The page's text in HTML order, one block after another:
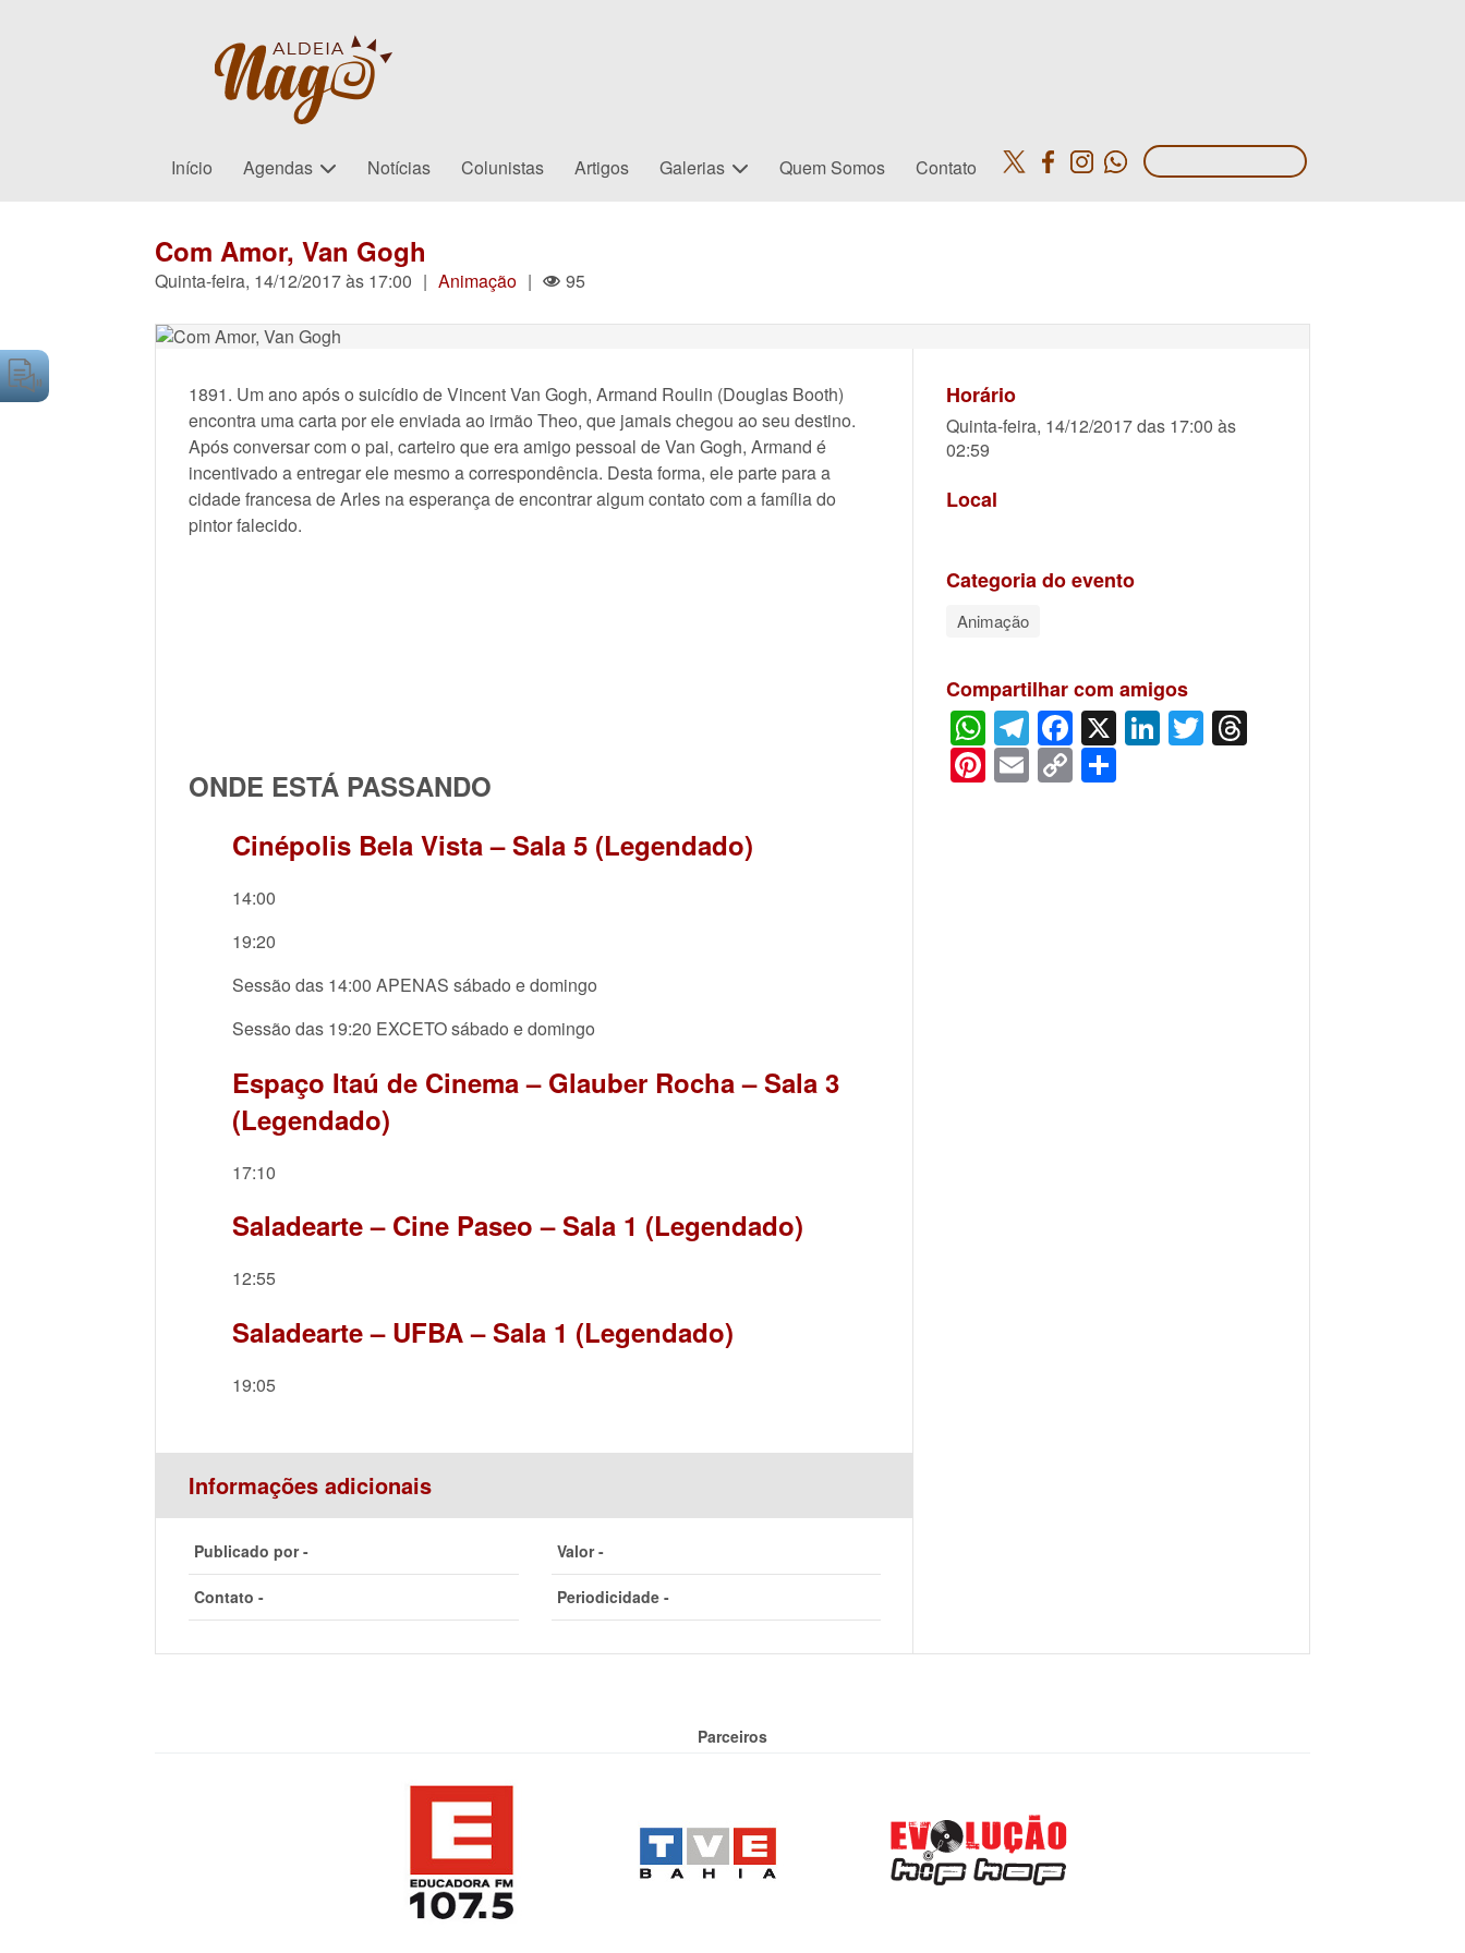
Início Agendas Notícias Colunistas Artigos Galerias Quem Somos Contato
Com Amor, Van Gogh
Quinta-feira, 14/12/2017 às 17:00 | Animação | 95
1891. Um ano após o suicídio de Vincent Van Gogh, Armand Roulin (Douglas Booth)
encontra uma carta por ele enviada ao irmão Theo, que jamais chegou ao seu destino.
Após conversar com o pai, carteiro que era amigo pessoal de Van Gogh, Armand é
incentivado a entregar ele mesmo a correspondência. Desta forma, ele parte para a
cidade francesa de Arles na esperança de encontrar algum contato com a família do
pintor falecido.
ONDE ESTÁ PASSANDO
Cinépolis Bela Vista – Sala 5 (Legendado)
14:00
19:20
Sessão das 14:00 APENAS sábado e domingo
Sessão das 19:20 EXCETO sábado e domingo
Espaço Itaú de Cinema – Glauber Rocha – Sala 3
(Legendado)
17:10
Saladearte – Cine Paseo – Sala 1 (Legendado)
12:55
Saladearte – UFBA – Sala 1 (Legendado)
19:05
Informações adicionais
Publicado por - Valor -
Contato - Periodicidade -
Horário
Quinta-feira, 14/12/2017 das 17:00 às
02:59
Local
Categoria do evento
Animação
Compartilhar com amigos
WhatsApp
Telegram
Facebook
X LinkedIn
Twitter
Pinterest
Email
Copy
Link
Parceiros